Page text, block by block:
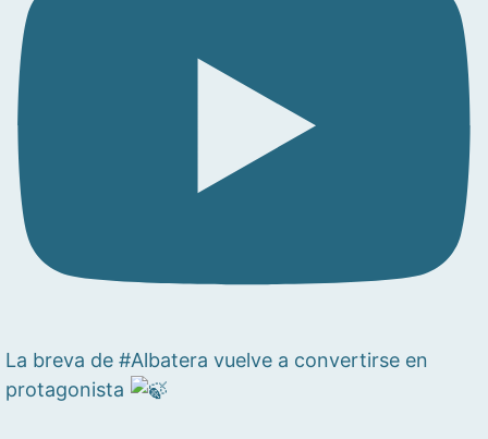
La breva de #Albatera vuelve a convertirse en
protagonista